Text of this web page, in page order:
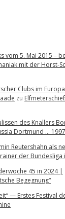
vom 5. Mai 2015 –
mit der Horst-
Clubs im
zu
des Knallers
Dortmund … 1997
Reutershahn als
der Bundesliga
45 in 2024 |
Begegnung“
— Erstes Festival